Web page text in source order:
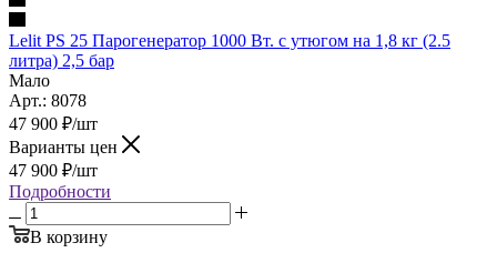
Lelit PS 25 Парогенератор 1000 Вт. с утюгом на 1,8 кг (2.5
литра) 2,5 бар
Мало
Арт.: 8078
47 900 ₽/шт
Варианты цен
47 900 ₽/шт
Подробности
В корзину